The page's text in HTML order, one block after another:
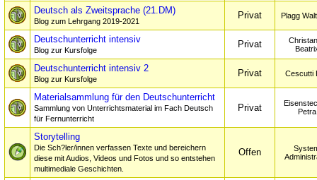
Deutsch als Zweitsprache (21.DM)
Blog zum Lehrgang 2019-2021
Privat Plagg
Deutschunterricht intensiv
Blog zur Kursfolge
Privat
Deutschunterricht intensiv 2
Blog zur Kursfolge
Privat Cescutti
Materialsammlung für den Deutschunterricht
Sammlung von Unterrichtsmaterial im Fach Deutsch
für Fernunterricht
Privat
Petra
Storytelling
Die Sch?ler/innen verfassen Texte und bereichern
diese mit Audios, Videos und Fotos und so entstehen
multimediale Geschichten.
Offen